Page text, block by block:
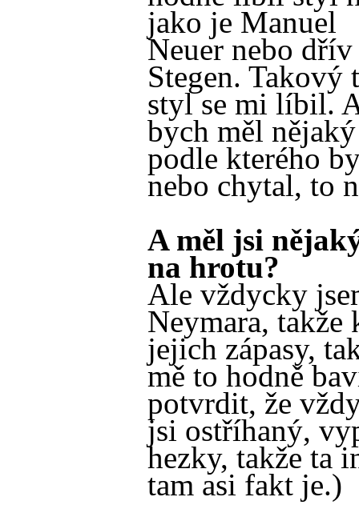
jako je Manuel
Neuer nebo
Stegen. Takový
styl se mi líbil.
bych měl
podle kterého
nebo chytal, to
A měl jsi
na hrotu?
Ale vždycky
Neymara, takže
jejich zápasy,
mě to hodně
potvrdit, že
jsi ostříhaný,
hezky, takže ta
tam asi fakt je.)